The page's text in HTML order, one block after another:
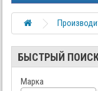
БЫСТРЫЙ
Марка